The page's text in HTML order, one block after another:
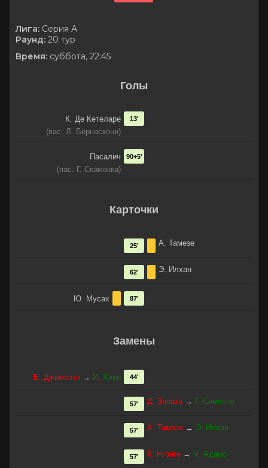
Лига: Серия А
Раунд: 20 тур
Время: суббота, 22:45
Голы
К. Де Кетеларе
(пас: Л. Бернаскони)
13'
Пасалич
(пас: Г. Скамакка)
90+5'
Карточки
А. Тамезе
25'
Э. Илхан
62'
Ю. Мусах 87'
Замены
Б. Джимсити → И. Хиен 44'
Д. Запата→ Г. Симеоне
57'
А. Тамезе → Э. Илхан
57'
К. Нгонге → Ч. Адамс
57'